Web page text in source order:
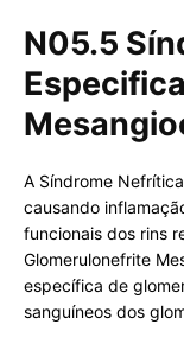
N05.5
A Síndrome
causando
funcionais dos rins
Glomerulonefrite
específica de
sanguíneos dos